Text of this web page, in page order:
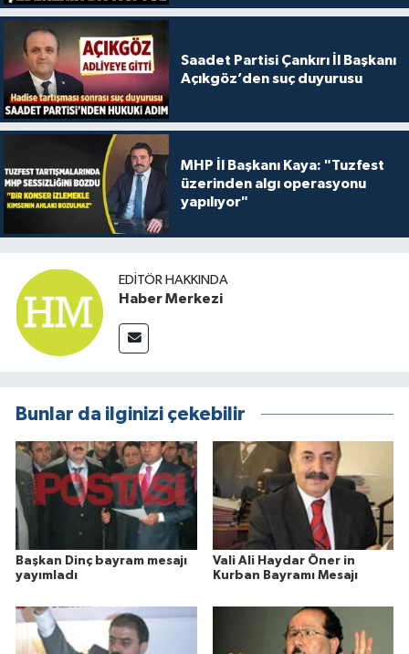
Saadet Partisi Çankırı İl Başkanı
Açıkgöz’den suç duyurusu
MHP İl Başkanı Kaya: "Tuzfest
üzerinden algı operasyonu
yapılıyor"
EDITÖR HAKKINDA
Haber Merkezi
Bunlar da ilginizi çekebilir
Başkan Dinç bayram mesajı
yayımladı
Vali Ali Haydar Öner in
Kurban Bayramı Mesajı